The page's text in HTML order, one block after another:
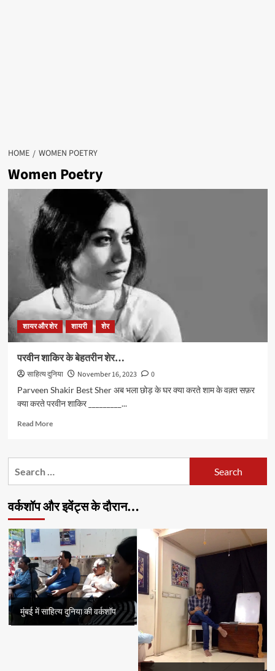
HOME WOMEN POETRY
Women Poetry
शायर और शेर शायरी शेर
परवीन शाकिर के बेहतरीन शेर…
साहित्य दुनिया November 16, 2023
0
Parveen Shakir Best Sher अब भला छोड़ के घर क्या करते शाम के वक़्त सफ़र
क्या करते परवीन शाकिर _________...
Read MoreRead
परवीन
शेर…
वर्कशॉप और इवेंट्स के दौरान…
मुंबई में साहित्य दुनिया की वर्कशॉप